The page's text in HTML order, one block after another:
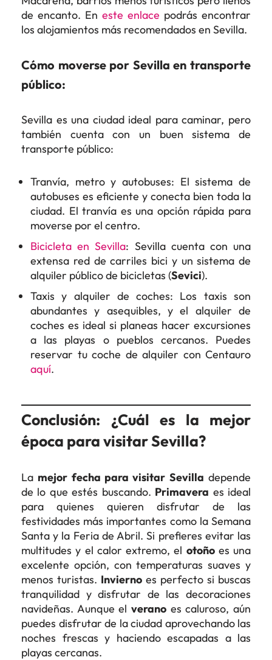
de encanto. En este enlace podrás encontrar
los alojamientos más recomendados en Sevilla.
Cómo moverse por Sevilla en transporte
público:
Sevilla es una ciudad ideal para caminar, pero
también cuenta con un buen sistema de
transporte público:
Tranvía, metro y autobuses: El sistema de
autobuses es eficiente y conecta bien toda la
ciudad. El tranvía es una opción rápida para
moverse por el centro.
Bicicleta en Sevilla: Sevilla cuenta con una
extensa red de carriles bici y un sistema de
alquiler público de bicicletas (Sevici).
Taxis y alquiler de coches: Los taxis son
abundantes y asequibles, y el alquiler de
coches es ideal si planeas hacer excursiones
a las playas o pueblos cercanos. Puedes
reservar tu coche de alquiler con Centauro
aquí.
Conclusión: ¿Cuál es la mejor
época para visitar Sevilla?
La mejor fecha para visitar Sevilla depende
de lo que estés buscando. Primavera es ideal
para quienes quieren disfrutar de las
festividades más importantes como la Semana
Santa y la Feria de Abril. Si prefieres evitar las
multitudes y el calor extremo, el otoñoes una
excelente opción, con temperaturas suaves y
menos turistas. Invierno es perfecto si buscas
tranquilidad y disfrutar de las decoraciones
navideñas. Aunque el verano es caluroso, aún
puedes disfrutar de la ciudad aprovechando las
noches frescas y haciendo escapadas a las
playas cercanas.